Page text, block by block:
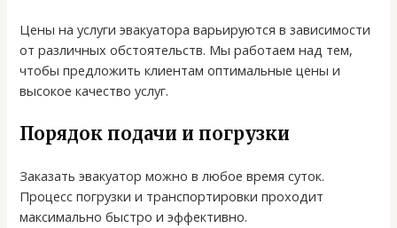
Цены на услуги эвакуатора варьируются в зависимости
от различных обстоятельств. Мы работаем над тем,
чтобы предложить клиентам оптимальные цены и
высокое качество услуг.
Порядок подачи и погрузки
Заказать эвакуатор можно в любое время суток.
Процесс погрузки и транспортировки проходит
максимально быстро и эффективно.